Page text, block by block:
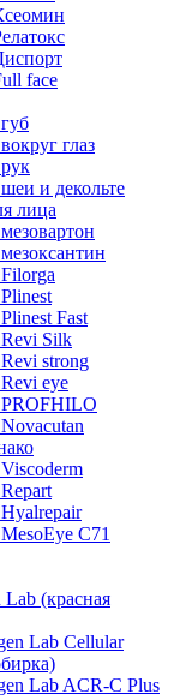
face
глаз
и декольте
лица
Fast
Silk
strong
eye
PROFHILO
C71
Lab (красная
Lab Cellular
Lab ACR-C Plus